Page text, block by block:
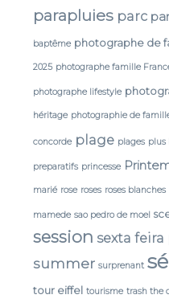
parapluies parc
baptême photographe de
2025 photographe famille
photographe lifestyle
héritage photographie de
concorde plage plages plus
preparatifs princesse
marié rose roses roses blanches
mamede sao pedro de moel
session sexta
summer surprenant
tour eiffel tourisme trash the